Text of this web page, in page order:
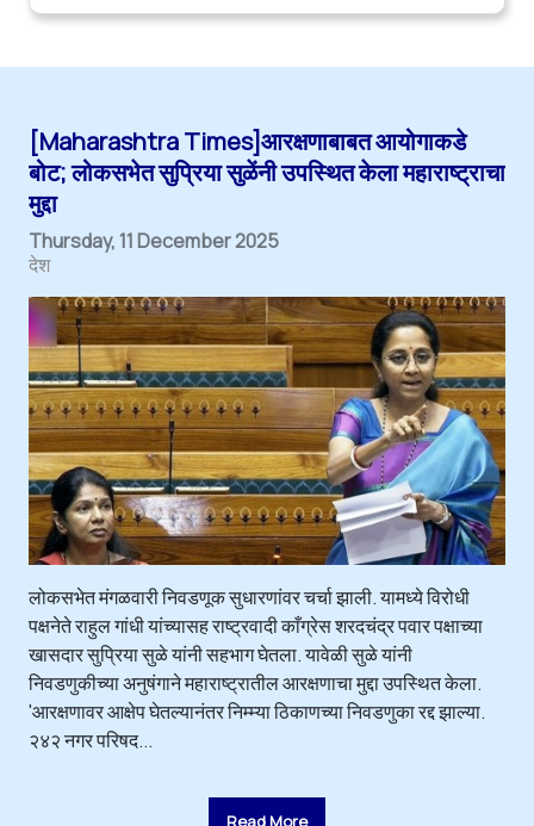
[Maharashtra Times]आरक्षणाबाबत आयोगाकडे
बोट; लोकसभेत सुप्रिया सुळेंनी उपस्थित केला महाराष्ट्राचा
मुद्दा
Thursday, 11 December 2025
देश
लोकसभेत मंगळवारी निवडणूक सुधारणांवर चर्चा झाली. यामध्ये विरोधी
पक्षनेते राहुल गांधी यांच्यासह राष्ट्रवादी काँग्रेस शरदचंद्र पवार पक्षाच्या
खासदार सुप्रिया सुळे यांनी सहभाग घेतला. यावेळी सुळे यांनी
निवडणुकीच्या अनुषंगाने महाराष्ट्रातील आरक्षणाचा मुद्दा उपस्थित केला.
'आरक्षणावर आक्षेप घेतल्यानंतर निम्म्या ठिकाणच्या निवडणुका रद्द झाल्या.
२४२ नगर परिषद...
Read More